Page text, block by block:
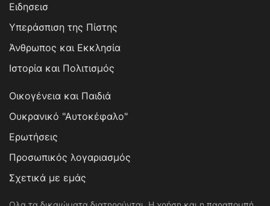
Ειδησεισ
Υπεράσπιση της Πίστης
Άνθρωπος και Εκκλησία
Ιστορία και Πολιτισμός
Οικογένεια και Παιδιά
Ουκρανικό "Αυτοκέφαλο"
Ερωτήσεις
Προσωπικός λογαριασμός
Σχετικά με εμάς